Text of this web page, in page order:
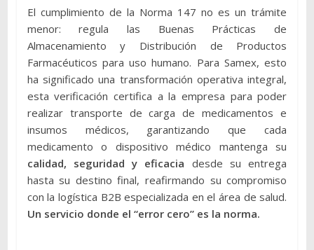
El cumplimiento de la Norma 147 no es un trámite
menor: regula las Buenas Prácticas de
Almacenamiento y Distribución de Productos
Farmacéuticos para uso humano. Para Samex, esto
ha significado una transformación operativa integral,
esta verificación certifica a la empresa para poder
realizar transporte de carga de medicamentos e
insumos médicos, garantizando que cada
medicamento o dispositivo médico mantenga su
calidad, seguridad y eficacia desde su entrega
hasta su destino final, reafirmando su compromiso
con la logística B2B especializada en el área de salud.
Un servicio donde el “error cero” es la norma.